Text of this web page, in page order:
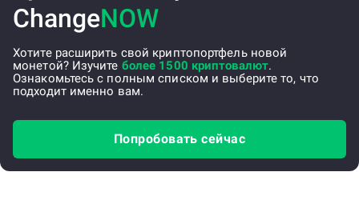
ChangeNOW
Хотите расширить свой криптопортфель новой
монетой? Изучите более 1500 криптовалют.
Ознакомьтесь с полным списком и выберите то, что
подходит именно вам.
Попробовать сейчас